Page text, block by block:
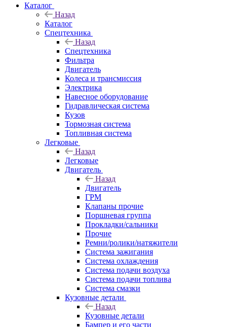
Каталог
Назад
Каталог
Спецтехника
Назад
Спецтехника
Фильтра
Двигатель
Колеса и трансмиссия
Электрика
Навесное оборудование
Гидравлическая система
Кузов
Тормозная система
Топливная система
Легковые
Назад
Легковые
Двигатель
Назад
Двигатель
ГРМ
Клапаны прочие
Поршневая группа
Прокладки/сальники
Прочие
Ремни/ролики/натяжители
Система зажигания
Система охлаждения
Система подачи воздуха
Система подачи топлива
Система смазки
Кузовные детали
Назад
Кузовные детали
Бампер и его части